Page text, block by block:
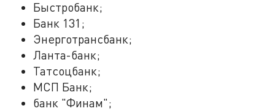
Быстробанк;
Банк 131;
Энерготрансбанк;
Ланта-банк;
Татсоцбанк;
МСП Банк;
банк "Финам";